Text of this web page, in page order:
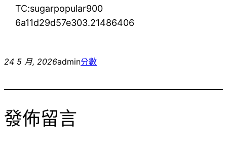
TC:sugarpopular900
6a11d29d57e303.21486406
24 5 月, 2026admin分數
發佈留言